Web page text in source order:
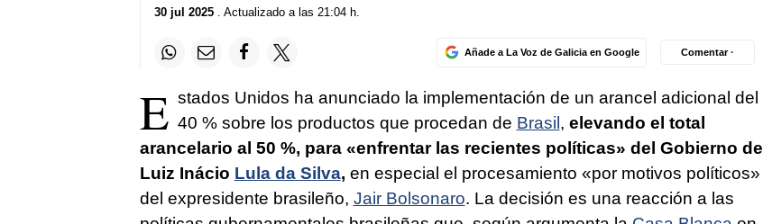
30 jul 2025. Actualizado a las 21:04 h.
Añade a La Voz de Galicia en Google Comentar ·
E stados Unidos ha anunciado la implementación de un arancel adicional del
40 % sobre los productos que procedan de Brasil, elevando el total
arancelario al 50 %, para «enfrentar las recientes políticas» del Gobierno de
Luiz Inácio Lula da Silva, en especial el procesamiento «por motivos políticos»
del expresidente brasileño, Jair Bolsonaro. La decisión es una reacción a las